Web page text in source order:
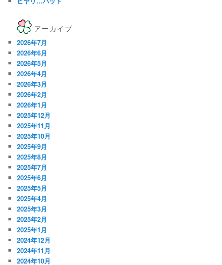
アーカイブ
2026年7月
2026年6月
2026年5月
2026年4月
2026年3月
2026年2月
2026年1月
2025年12月
2025年11月
2025年10月
2025年9月
2025年8月
2025年7月
2025年6月
2025年5月
2025年4月
2025年3月
2025年2月
2025年1月
2024年12月
2024年11月
2024年10月